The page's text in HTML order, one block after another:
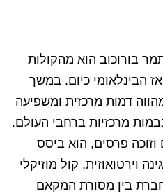
בורוכוב הוא מהקולות
הבינלאומי כיום. במשך
מהווה דמות מרכזית ומשפיעה
מרכזיות ברחבי העולם.
פרסים, הוא ביסס
וירטואוזית, קול מוזיקלי
בין מסורת המקאם